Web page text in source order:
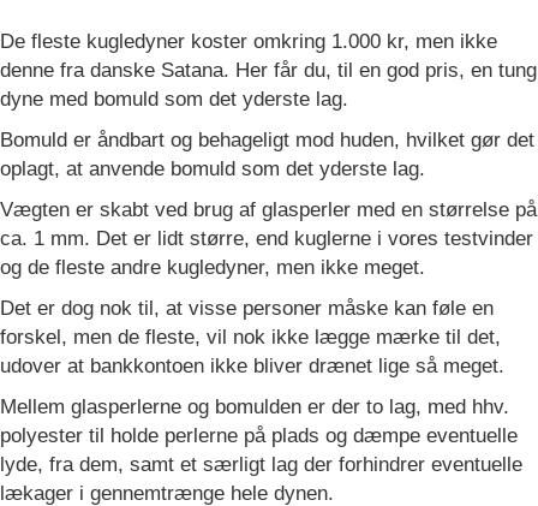
De fleste kugledyner koster omkring 1.000 kr, men ikke
denne fra danske Satana. Her får du, til en god pris, en tung
dyne med bomuld som det yderste lag.
Bomuld er åndbart og behageligt mod huden, hvilket gør det
oplagt, at anvende bomuld som det yderste lag.
Vægten er skabt ved brug af glasperler med en størrelse på
ca. 1 mm. Det er lidt større, end kuglerne i vores testvinder
og de fleste andre kugledyner, men ikke meget.
Det er dog nok til, at visse personer måske kan føle en
forskel, men de fleste, vil nok ikke lægge mærke til det,
udover at bankkontoen ikke bliver drænet lige så meget.
Mellem glasperlerne og bomulden er der to lag, med hhv.
polyester til holde perlerne på plads og dæmpe eventuelle
lyde, fra dem, samt et særligt lag der forhindrer eventuelle
lækager i gennemtrænge hele dynen.